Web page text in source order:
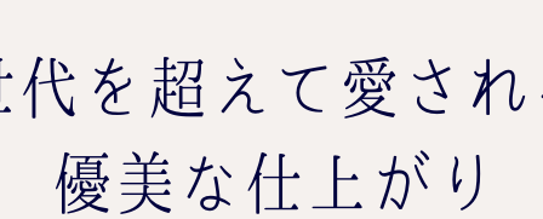
代を超えて愛され
優美な仕上がり